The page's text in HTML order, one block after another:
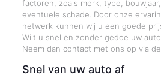
factoren, zoals merk, type,
eventuele schade. Door onze
netwerk kunnen wij u een goede
Wilt u snel en zonder gedoe uw
Neem dan contact met ons op via de
Snel van uw auto af